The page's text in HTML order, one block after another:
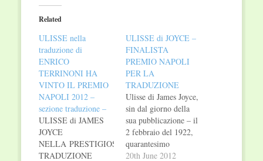
(Opens
in
new
Related
ULISSE nella
traduzione di
ENRICO
TERRINONI HA
VINTO IL PREMIO
NAPOLI 2012 –
sezione traduzione –
ULISSE di JAMES
JOYCE
NELLA PRESTIGIOSA
TRADUZIONE
ULISSE di JOYCE –
FINALISTA
PREMIO NAPOLI
PER LA
TRADUZIONE
Ulisse di James Joyce,
sin dal giorno della
sua pubblicazione – il
2 febbraio del 1922,
quarantesimo
compleanno
20th June 2012